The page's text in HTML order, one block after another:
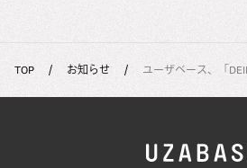
TOP お知らせ ユーザベース、「